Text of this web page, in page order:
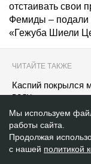
отправились
служителям
китайскую
ЧИТАЙТЕ ТАКЖЕ
Каспий
проверяют воду
Каждое
Казахстане —
Следом за
экологическом
работы сайта.
Продолжая
соглашаетесь с